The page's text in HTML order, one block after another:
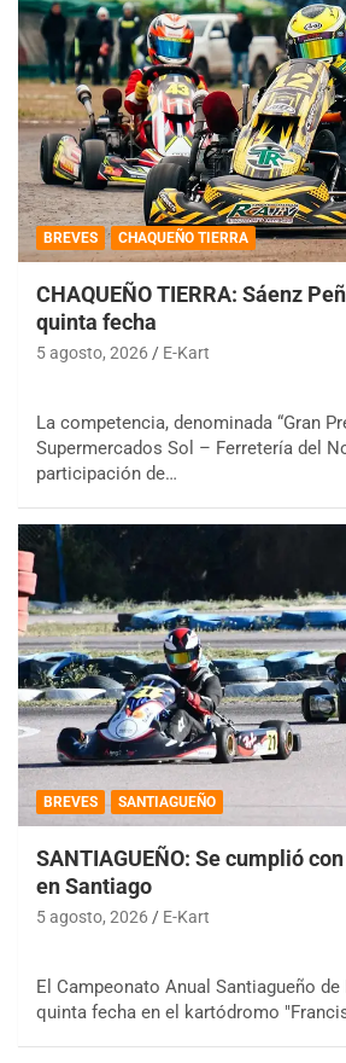
BREVES CHAQUEÑO TIERRA
CHAQUEÑO TIERRA: Sáenz
quinta fecha
5 agosto, 2026 E-Kart
La competencia, denominada “Gran
Supermercados Sol – Ferretería del
participación de…
BREVES SANTIAGUEÑO
SANTIAGUEÑO: Se cumplió
en Santiago
5 agosto, 2026 E-Kart
El Campeonato Anual Santiagueño
quinta fecha en el kartódromo